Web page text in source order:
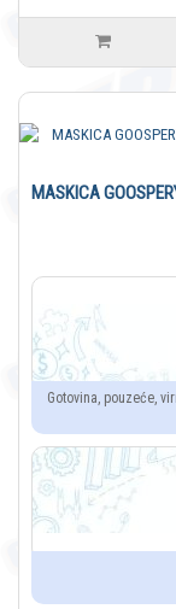
MASKICA
Gotovina, pouzeće,